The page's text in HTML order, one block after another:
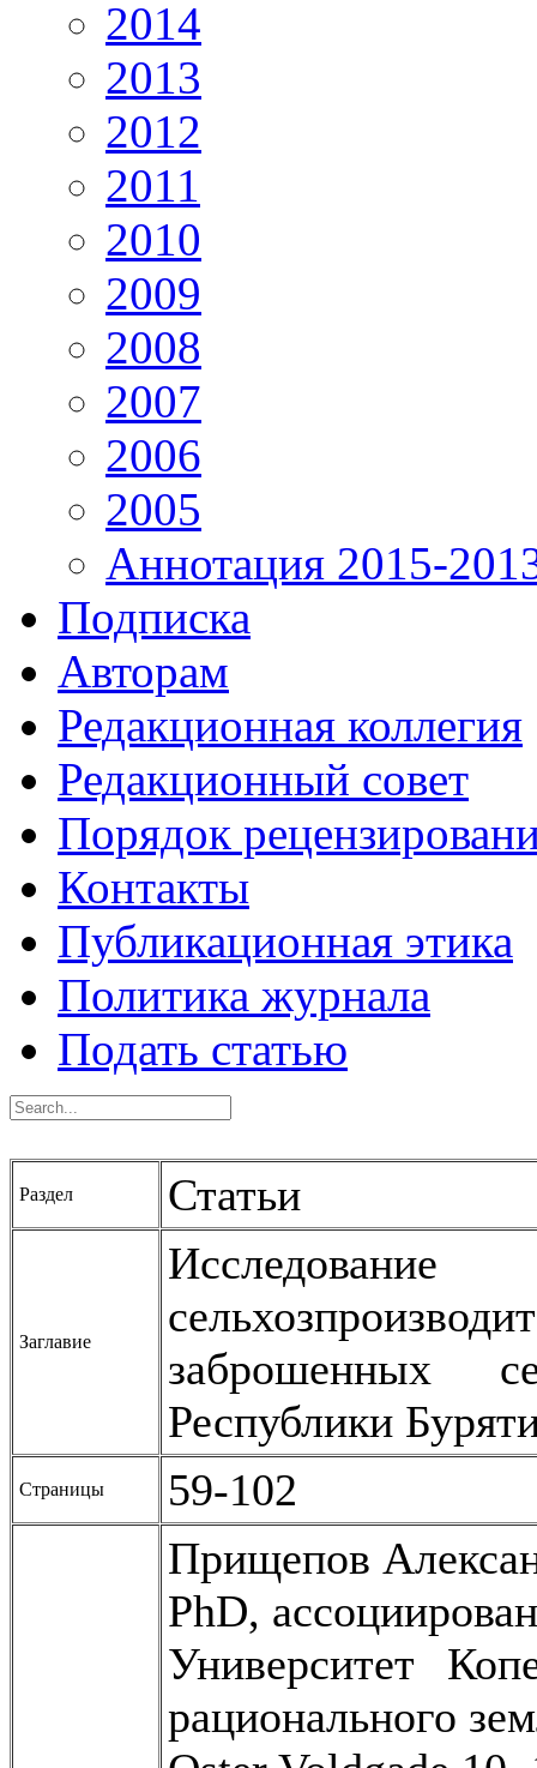
2014
2013
2012
2011
2010
2009
2008
2007
2006
2005
Аннотация 2015-
Подписка
Авторам
Редакционная коллегия
Редакционный совет
Порядок
Контакты
Публикационная этика
Политика журнала
Подать статью
Раздел Статьи
Заглавие
заброшенных
Республики
Страницы 59-102
Прищепов
PhD,
Университет
рационального